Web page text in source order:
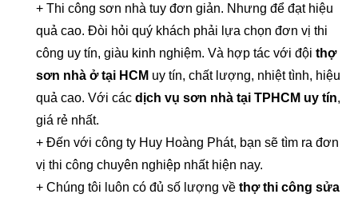
+ Thi công sơn nhà tuy đơn giản. Nhưng để đạt hiệu
quả cao. Đòi hỏi quý khách phải lựa chọn đơn vị thi
công uy tín, giàu kinh nghiệm. Và hợp tác với đội thợ
sơn nhà ở tại HCM uy tín, chất lượng, nhiệt tình, hiệu
quả cao. Với các dịch vụ sơn nhà tại TPHCM uy tín,
giá rẻ nhất.
+ Đến với công ty Huy Hoàng Phát, bạn sẽ tìm ra đơn
vị thi công chuyên nghiệp nhất hiện nay.
+ Chúng tôi luôn có đủ số lượng về thợ thi công sửa